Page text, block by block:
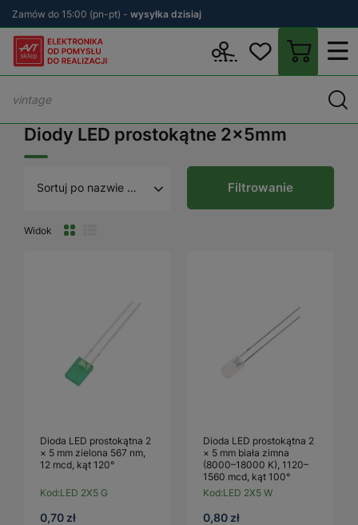
Zamów do 15:00 (pn-pt) - wysyłka dzisiaj
Diody
Diody LED prostokątne 2x5mm
Sortuj po nazwie A - Z
Widok
Filtrowanie
Dioda LED prostokątna 2
× 5 mm zielona 567 nm,
12 mcd, kąt 120°
Kod:LED 2X5 G
0,70 zł
Dioda LED prostokątna 2
× 5 mm biała zimna
(8000–18000 K), 1120–
1560 mcd, kąt 100°
Kod:LED 2X5 W
0,80 zł